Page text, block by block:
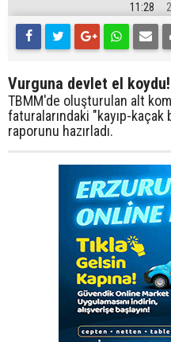
11:28
Vurguna devlet el koydu!
TBMM'de oluşturulan alt
faturalarındaki "kayıp-kaçak
raporunu hazırladı.